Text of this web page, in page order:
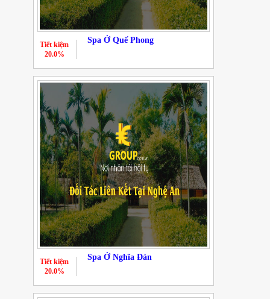
Spa Ở Quế Phong
Tiết kiệm
20.0%
Spa Ở Nghĩa Đàn
Tiết kiệm
20.0%